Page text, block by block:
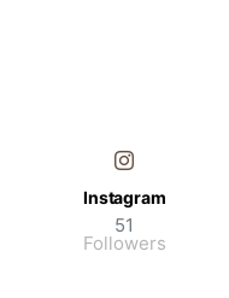
Instagram
51
Followers